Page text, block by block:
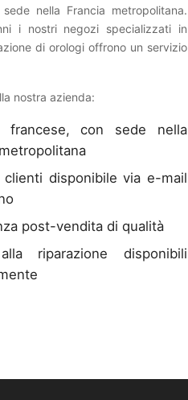
nella Francia metropolitana.
i nostri negozi specializzati in
di orologi offrono un servizio
nostra azienda:
francese, con sede nella
clienti disponibile via e-mail
post-vendita di qualità
riparazione disponibili